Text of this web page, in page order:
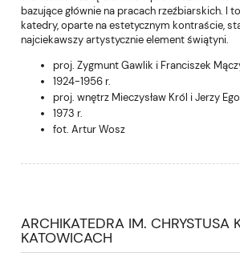
bazujące głównie na pracach rzeźbiarskich. I
katedry, oparte na estetycznym kontraście,
najciekawszy artystycznie element świątyni.
proj. Zygmunt Gawlik i Franciszek
1924-1956 r.
proj. wnętrz Mieczysław Król i Jerzy
1973 r.
fot. Artur Wosz
ARCHIKATEDRA IM. CHRYSTUSA
KATOWICACH